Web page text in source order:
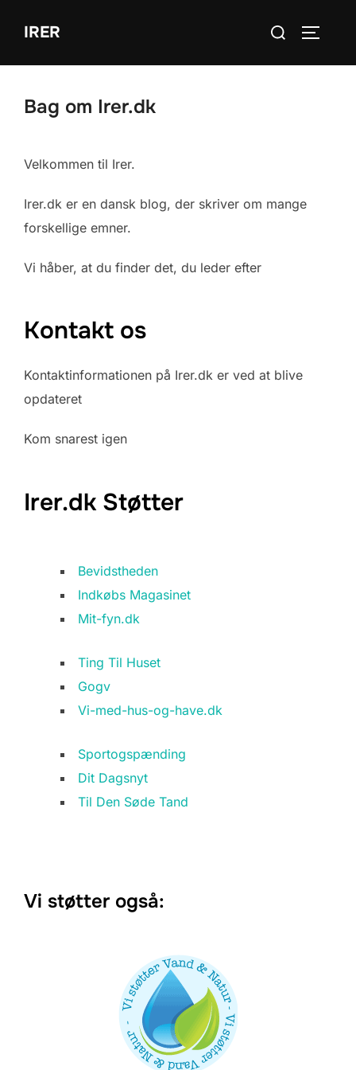
IRER
Søg
Bag om Irer.dk
Velkommen til Irer.
Irer.dk er en dansk blog, der skriver om mange
forskellige emner.
Vi håber, at du finder det, du leder efter
Kontakt os
Kontaktinformationen på Irer.dk er ved at blive
opdateret
Kom snarest igen
Irer.dk Støtter
Bevidstheden
Indkøbs Magasinet
Mit-fyn.dk
Ting Til Huset
Gogv
Vi-med-hus-og-have.dk
Sportogspænding
Dit Dagsnyt
Til Den Søde Tand
Vi støtter også: